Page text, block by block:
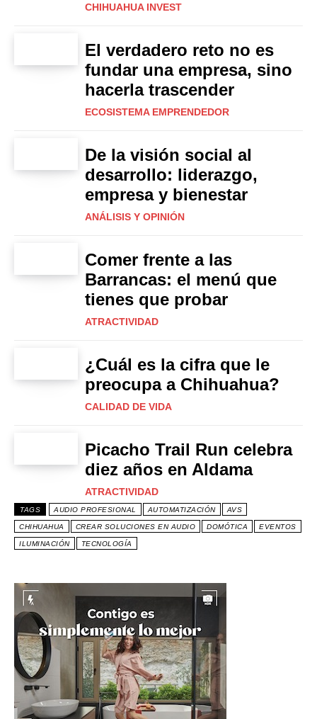
CHIHUAHUA INVEST
El verdadero reto no es
fundar una empresa, sino
hacerla trascender
ECOSISTEMA EMPRENDEDOR
De la visión social al
desarrollo: liderazgo,
empresa y bienestar
ANÁLISIS Y OPINIÓN
Comer frente a las
Barrancas: el menú que
tienes que probar
ATRACTIVIDAD
¿Cuál es la cifra que le
preocupa a Chihuahua?
CALIDAD DE VIDA
Picacho Trail Run celebra
diez años en Aldama
ATRACTIVIDAD
TAGS AUDIO PROFESIONAL AUTOMATIZACIÓN AVS
CHIHUAHUA CREAR SOLUCIONES EN AUDIO DOMÓTICA EVENTOS
ILUMINACIÓN TECNOLOGÍA